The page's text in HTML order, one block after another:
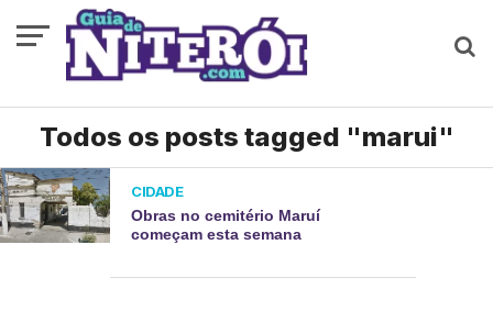
Todos os posts tagged "marui"
CIDADE
Obras no cemitério Maruí
começam esta semana